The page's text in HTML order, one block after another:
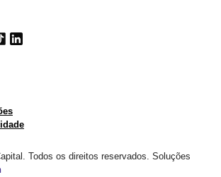
Todos os direitos reservados. Soluções